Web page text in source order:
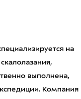
на
выполнена,
Компания